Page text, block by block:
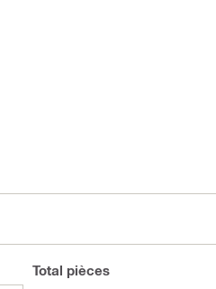
Total pièces